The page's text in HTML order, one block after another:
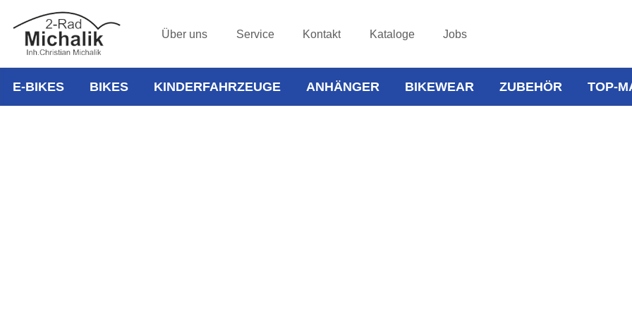
Über uns Service Kontakt Kataloge Jobs
E-BIKES BIKES KINDERFAHRZEUGE ANHÄNGER BIKEWEAR ZUBEHÖR TOP-